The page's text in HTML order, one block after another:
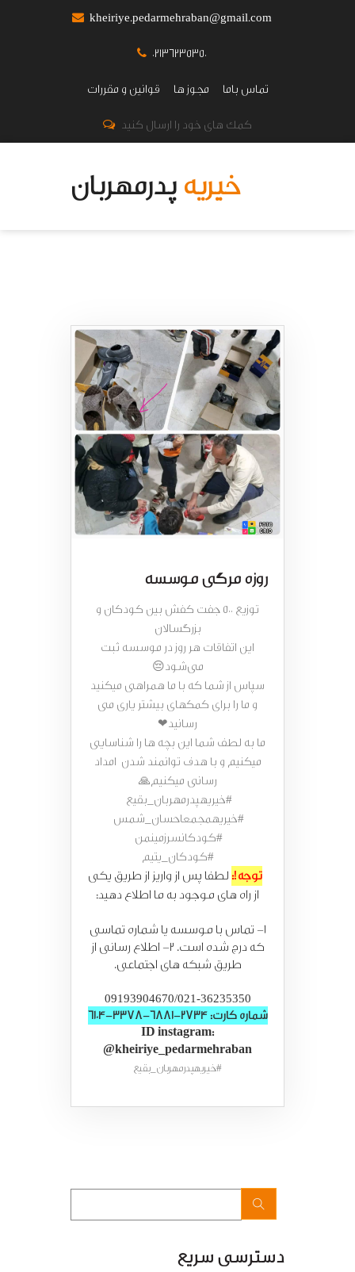
kheiriye.pedarmehraban@gmail.com
02136235350
قوانین و مقررات
مجوز ها
تماس باما
کمک های خود را ارسال کنید
خیریهپدرمهربان
روزه مرگی موسسه
توزیع 500 جفت کفش بین کودکان و
بزرگسالان
این اتفاقات هر روز در موسسه ثبت
می‌شود😔
سپاس از شما که با ما همراهی میکنید
و ما را برای کمکهای بیشتر یاری می
رسانید❤
ما به لطف شما این بچه ها را شناسایی
میکنیم و با هدف توانمند شدن امداد
رسانی میکنیم🙏
#خیریهپدرمهربان_بقیع
#خیریهمجمعاحسان_شمس
#کودکانسرزمینمن
#کودکان_یتیم
توجه!: لطفا پس از واریز از طریق یکی
از راه های موجود به ما اطلاع دهید:
1- تماس با موسسه یا شماره تماسی
که درج شده است. 2- اطلاع رسانی از
طریق شبکه های اجتماعی.
09193904670/021-36235350
شماره کارت: 2734-6881-3378-6104
ID instagram:
@kheiriye_pedarmehraban
#خیریهپدرمهربان_بقیع
دسترسی سریع